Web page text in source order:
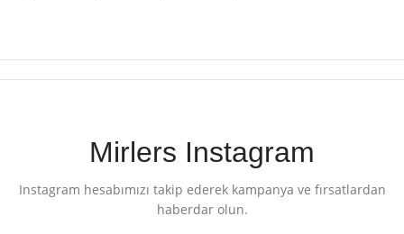
Mirlers Instagram
Instagram hesabımızı takip ederek kampanya ve fırsatlardan
haberdar olun.